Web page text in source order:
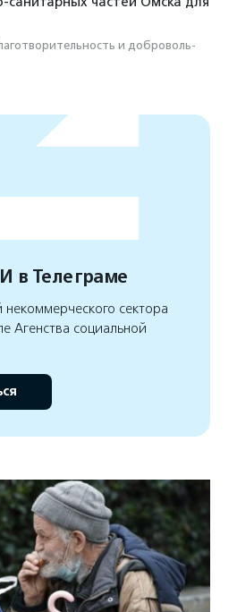
и доброволь­
в Телеграме
сектора
Агенства социальной